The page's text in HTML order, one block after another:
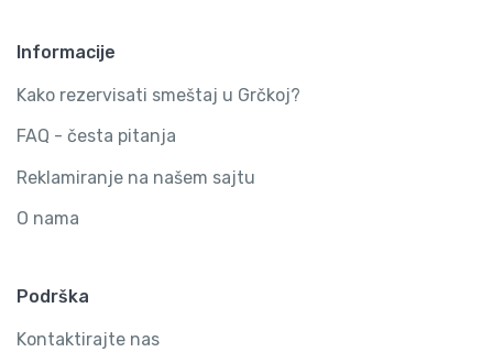
Informacije
Kako rezervisati smeštaj u Grčkoj?
FAQ - česta pitanja
Reklamiranje na našem sajtu
O nama
Podrška
Kontaktirajte nas